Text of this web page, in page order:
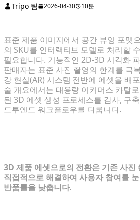
Tripo 팀
2026-04-30 10분
표준 제품 이미지에서 공간 뷰잉 포맷
의 SKU를 인터랙티브 모델로 처리할
필요합니다. 기능적인 2D-3D 시각화
판매자는 표준 사진 촬영의 한계를 극
강 현실(AR) 시스템 전반에 에셋을 배
술 개요에서는 대용량 이커머스 카탈
된 3D 에셋 생성 프로세스를 감사, 구
드투엔드 워크플로우를 다룹니다.
3D 제품 에셋으로의 전환은 기존 사진
직접적으로 해결하여 사용자 참여를
반품률을 낮춥니다.